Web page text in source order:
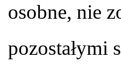
osobne, nie
pozostałymi